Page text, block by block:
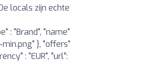
locals zijn echte
: "Brand", "name"
}, "offers"
: "EUR", "url":